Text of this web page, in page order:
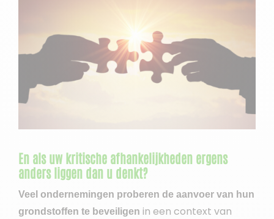
En als uw kritische afhankelijkheden ergens
anders liggen dan u denkt?
Veel ondernemingen proberen de aanvoer van hun
grondstoffen te beveiligen in een context van